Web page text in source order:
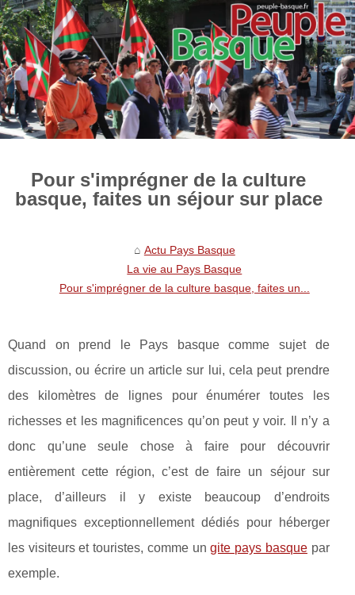
Pour s'imprégner de la culture
basque, faites un séjour sur place
Actu Pays Basque
La vie au Pays Basque
Pour s'imprégner de la culture basque, faites un...
Quand on prend le Pays basque comme sujet de
discussion, ou écrire un article sur lui, cela peut prendre
des kilomètres de lignes pour énumérer toutes les
richesses et les magnificences qu’on peut y voir. Il n’y a
donc qu’une seule chose à faire pour découvrir
entièrement cette région, c’est de faire un séjour sur
place, d’ailleurs il y existe beaucoup d’endroits
magnifiques exceptionnellement dédiés pour héberger
les visiteurs et touristes, comme ungite pays basquepar
exemple.